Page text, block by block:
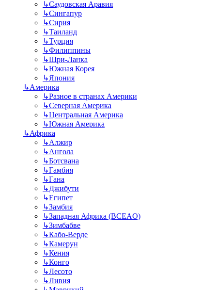
↳Саудовская Аравия
↳Сингапур
↳Сирия
↳Таиланд
↳Турция
↳Филиппины
↳Шри-Ланка
↳Южная Корея
↳Япония
↳Америка
↳Разное в странах Америки
↳Северная Америка
↳Центральная Америка
↳Южная Америка
↳Африка
↳Алжир
↳Ангола
↳Ботсвана
↳Гамбия
↳Гана
↳Джибути
↳Египет
↳Замбия
↳Западная Африка (BCEAO)
↳Зимбабве
↳Кабо-Верде
↳Камерун
↳Кения
↳Конго
↳Лесото
↳Ливия